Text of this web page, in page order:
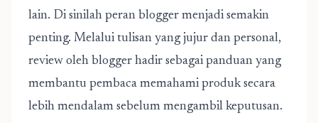
lain. Di sinilah peran blogger menjadi semakin
penting. Melalui tulisan yang jujur dan personal,
review oleh blogger hadir sebagai panduan yang
membantu pembaca memahami produk secara
lebih mendalam sebelum mengambil keputusan.